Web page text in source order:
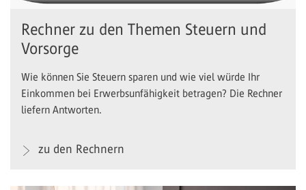
Rechner zu den Themen Steuern und
Vorsorge
Wie können Sie Steuern sparen und wie viel würde Ihr
Einkommen bei Erwerbsunfähigkeit betragen? Die Rechner
liefern Antworten.
zu den Rechnern